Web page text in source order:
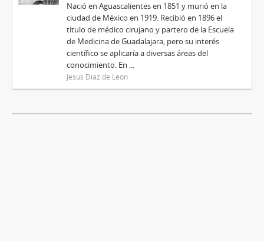
Nació en Aguascalientes en 1851 y murió en la
ciudad de México en 1919. Recibió en 1896 el
título de médico cirujano y partero de la Escuela
de Medicina de Guadalajara, pero su interés
científico se aplicaría a diversas áreas del
conocimiento. En ...
Jesús Díaz de Léon